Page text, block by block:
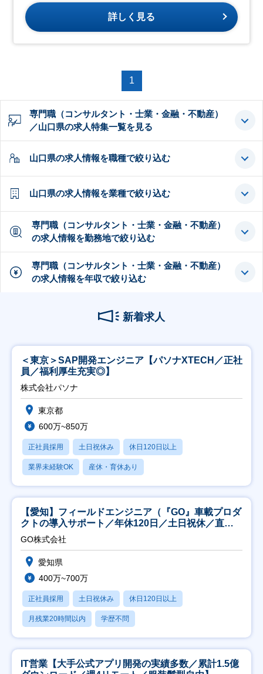
詳しく見る
1
専門職（コンサルタント・士業・金融・不動産）
／山口県の求人特集一覧を見る
山口県の求人情報を職種で絞り込む
山口県の求人情報を業種で絞り込む
専門職（コンサルタント・士業・金融・不動産）
の求人情報を勤務地で絞り込む
専門職（コンサルタント・士業・金融・不動産）
の求人情報を年収で絞り込む
新着求人
＜東京＞SAP開発エンジニア【パソナXTECH／正社
員／福利厚生充実◎】
株式会社パソナ
東京都
600万~850万
正社員採用 土日祝休み 休日120日以上
業界未経験OK 産休・育休あり
【愛知】フィールドエンジニア（『GO』車載プロダ
クトの導入サポート／年休120日／土日祝休／直行
直帰
GO株式会社
愛知県
400万~700万
正社員採用 土日祝休み 休日120日以上
月残業20時間以内 学歴不問
IT営業【大手公式アプリ開発の実績多数／累計1.5億